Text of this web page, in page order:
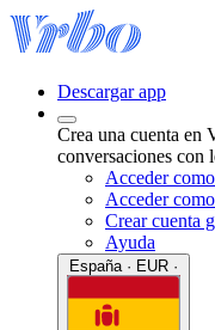
Descargar app
Crea una cuenta en
conversaciones con
Acceder
Acceder
Crear cuenta
Ayuda